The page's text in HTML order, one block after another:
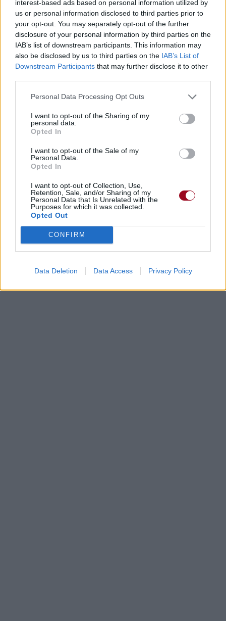
interest-based ads based on personal information utilized by
us or personal information disclosed to third parties prior to
your opt-out. You may separately opt-out of the further
disclosure of your personal information by third parties on the
IAB’s list of downstream participants. This information may
also be disclosed by us to third parties on the IAB’s List of
Downstream Participants that may further disclose it to other
Personal Data Processing Opt Outs
I want to opt-out of the Sharing of my
personal data.
Opted In
I want to opt-out of the Sale of my
Personal Data.
Opted In
I want to opt-out of Collection, Use,
Retention, Sale, and/or Sharing of my
Personal Data that Is Unrelated with the
Purposes for which it was collected.
Opted Out
CONFIRM
Data Deletion Data Access Privacy Policy